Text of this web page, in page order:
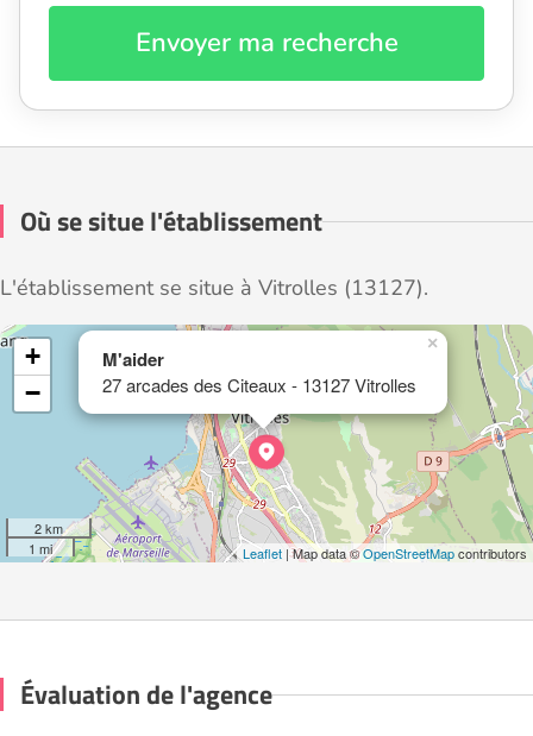
Envoyer ma recherche
Où se situe l'établissement
L'établissement se situe à Vitrolles (13127).
M'aider
27 arcades des Citeaux - 13127 Vitrolles
×
+
−
2 km
1 mi
Leaflet | Map data ©OpenStreetMapcontributors
Évaluation de l'agence